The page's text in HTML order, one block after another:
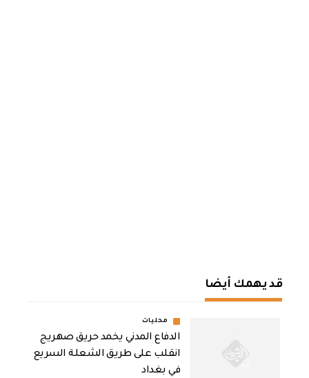
قد يهمك أيضا
محليات
الدفاع المدني يخمد حريق صهريج
انقلب على طريق الشعلة السريع
في بغداد